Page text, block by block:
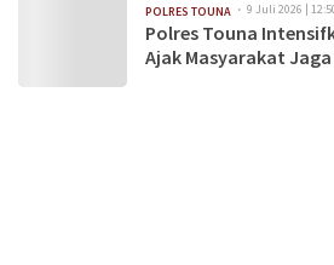
POLRES TOUNA 9 Juli 2026 |
Polres Touna
Ajak Masyarakat